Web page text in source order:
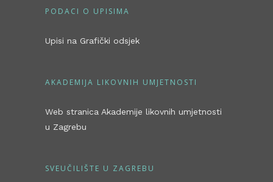
PODACI O UPISIMA
Upisi na Grafički odsjek
AKADEMIJA LIKOVNIH UMJETNOSTI
Web stranica Akademije likovnih umjetnosti
u Zagrebu
SVEUČILIŠTE U ZAGREBU